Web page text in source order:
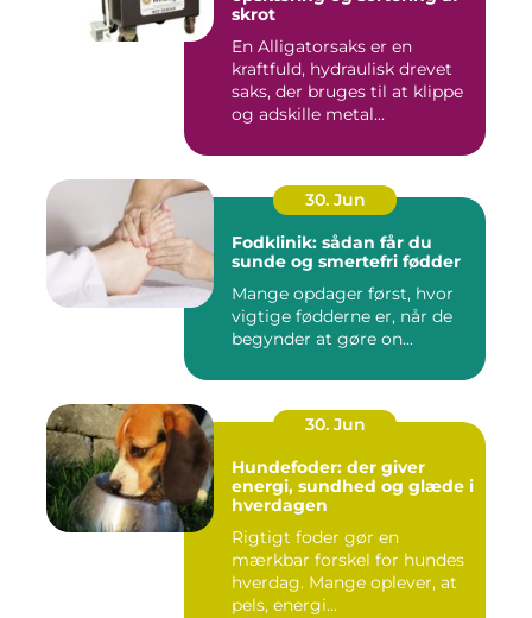
skrot
En Alligatorsaks er en
kraftfuld, hydraulisk drevet
saks, der bruges til at klippe
og adskille metal...
30. Jun
Fodklinik: sådan får du
sunde og smertefri fødder
Mange opdager først, hvor
vigtige fødderne er, når de
begynder at gøre on...
30. Jun
Hundefoder: der giver
energi, sundhed og glæde i
hverdagen
Rigtigt foder gør en
mærkbar forskel for hundes
hverdag. Mange oplever, at
pels, energi...